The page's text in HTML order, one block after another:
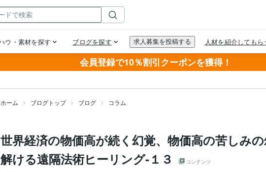
会員登録で10％割引クーポンを獲得！
ホーム ブログトップ ブログ コラム
世界経済の物価高が続く幻覚、物価高の苦しみ
解ける遠隔法術ヒーリング-１３
コンテンツ